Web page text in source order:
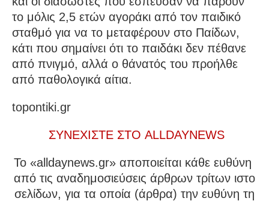
το μόλις 2,5 ετών αγοράκι από τον παιδικό
σταθμό για να το μεταφέρουν στο Παίδων,
κάτι που σημαίνει ότι το παιδάκι δεν πέθανε
από πνιγμό, αλλά ο θάνατός του προήλθε
από παθολογικά αίτια.
topontiki.gr
ΣΥΝΕΧΙΣΤΕ ΣΤΟ ALLDAYNEWS
To «alldaynews.gr» αποποιείται κάθε ευθύνη
από τις αναδημοσιεύσεις άρθρων τρίτων ιστο
σελίδων, για τα οποία (άρθρα) την ευθύνη τη